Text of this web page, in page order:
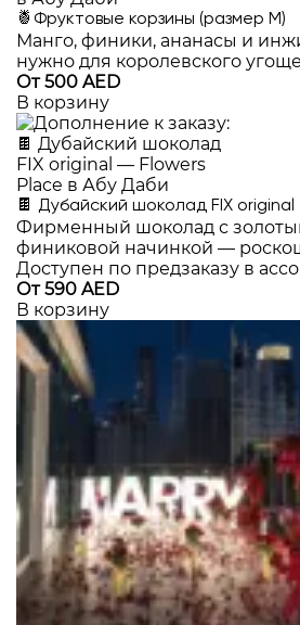
🍍Фруктовые корзины (размер M)
Манго, финики, ананасы и
нужно для королевского
От 500 AED
В корзину
🍫 Дубайский шоколад FIX original
Фирменный шоколад с
финиковой начинкой —
Доступен по предзаказу в
От 590 AED
В корзину